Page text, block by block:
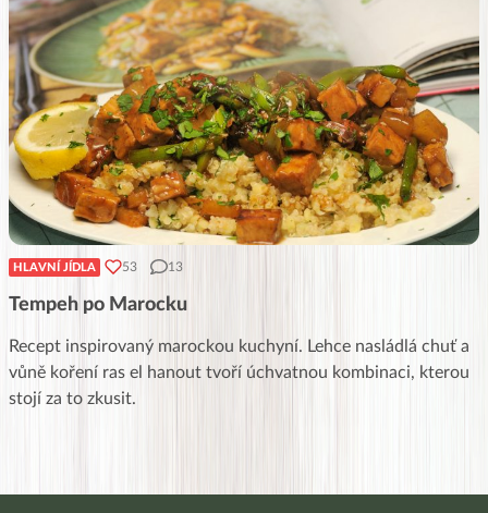
HLAVNÍ JÍDLA 53 13
Tempeh po Marocku
Recept inspirovaný marockou kuchyní. Lehce nasládlá chuť a
vůně koření ras el hanout tvoří úchvatnou kombinaci, kterou
stojí za to zkusit.